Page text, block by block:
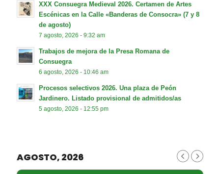
XXX Consuegra Medieval 2026. Certamen de Artes
Escénicas en la Calle «Banderas de Consocra» (7 y 8
de agosto)
7 agosto, 2026 - 9:32 am
Trabajos de mejora de la Presa Romana de
Consuegra
6 agosto, 2026 - 10:46 am
Procesos selectivos 2026. Una plaza de Peón
Jardinero. Listado provisional de admitidos/as
5 agosto, 2026 - 12:55 pm
AGOSTO, 2026